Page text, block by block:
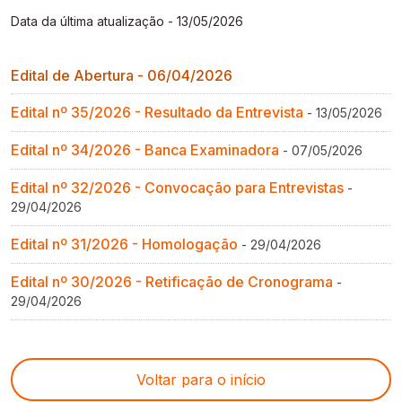
Data da última atualização - 13/05/2026
Edital de Abertura - 06/04/2026
Edital nº 35/2026 - Resultado da Entrevista - 13/05/2026
Edital nº 34/2026 - Banca Examinadora - 07/05/2026
Edital nº 32/2026 - Convocação para Entrevistas -
29/04/2026
Edital nº 31/2026 - Homologação - 29/04/2026
Edital nº 30/2026 - Retificação de Cronograma -
29/04/2026
Voltar para o início
[GAPI]
Especialização em Gestão de Ambientes de
Aprendizagem [PDE]
Docência na Educação Infantil [DINF]
Gestão Escolar [GESC]
[GAPI]
Especialização em Gestão de Ambientes de
Aprendizagem [PDE]
Docência na Educação Infantil [DINF]
Gestão Escolar [GESC]
[GAPI]
Especialização em Gestão de Ambientes de
Aprendizagem [PDE]
Docência na Educação Infantil [DINF]
Gestão Escolar [GESC]
[GAPI]
Especialização em Gestão de Ambientes de
Aprendizagem [PDE]
Docência na Educação Infantil [DINF]
Gestão Escolar [GESC]
[GAPI]
Especialização em Gestão de Ambientes de
Aprendizagem [PDE]
Docência na Educação Infantil [DINF]
Gestão Escolar [GESC]